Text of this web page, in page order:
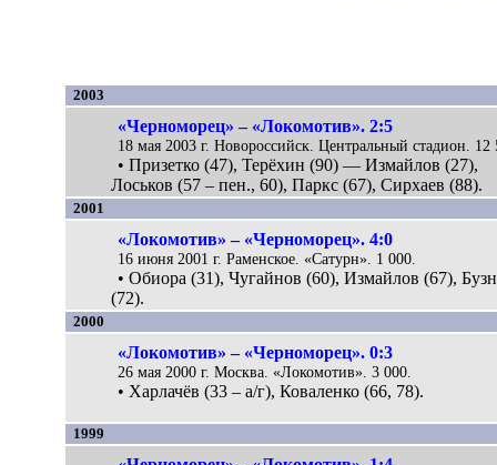
2003
«Черноморец» – «Локомотив». 2:5
18 мая 2003 г. Новороссийск. Центральный стадион. 12
• Призетко (47), Терёхин (90) — Измайлов (27),
Лоськов (57 – пен., 60), Паркс (67), Сирхаев (88).
2001
«Локомотив» – «Черноморец». 4:0
16 июня 2001 г. Раменское. «Сатурн». 1 000.
• Обиора (31), Чугайнов (60), Измайлов (67),
(72).
2000
«Локомотив» – «Черноморец». 0:3
26 мая 2000 г. Москва. «Локомотив». 3 000.
• Харлачёв (33 – а/г), Коваленко (66, 78).
1999